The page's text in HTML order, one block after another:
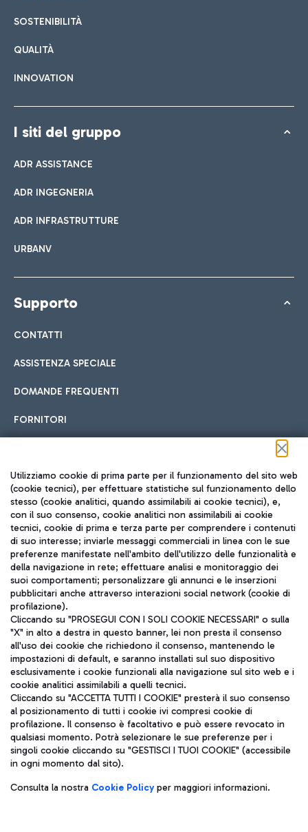
SOSTENIBILITÀ
QUALITÀ
INNOVATION
I siti del gruppo
ADR ASSISTANCE
ADR INGEGNERIA
ADR INFRASTRUTTURE
URBANV
Supporto
CONTATTI
ASSISTENZA SPECIALE
DOMANDE FREQUENTI
FORNITORI
Seguici sui social
TRAVEL JOURNAL
ITA
Aeroporti di Roma S.p.A. - Società soggetta a direzione e
coordinamento di Mundys S.p.A.
Codice fiscale e Registro delle Imprese di Roma 13032990155 P.
IVA 06572251004
Capitale sociale 62.224.743,00 int. vers.
Sede legale: Via Pier Paolo Racchetti 1 - 00054 Fiumicino (RM)
telefono +39 06 65951
Privacy policy
Note legali
Utilizziamo cookie di prima parte per il funzionamento del sito web
(cookie tecnici), per effettuare statistiche sul funzionamento dello
stesso (cookie analitici, quando assimilabili ai cookie tecnici), e,
con il suo consenso, cookie analitici non assimilabili ai cookie
tecnici, cookie di prima e terza parte per comprendere i contenuti
di suo interesse; inviarle messaggi commerciali in linea con le sue
preferenze manifestate nell'ambito dell'utilizzo delle funzionalità e
della navigazione in rete; effettuare analisi e monitoraggio dei
suoi comportamenti; personalizzare gli annunci e le inserzioni
pubblicitari anche attraverso interazioni social network (cookie di
profilazione).
Cliccando su "PROSEGUI CON I SOLI COOKIE NECESSARI" o sulla
"X" in alto a destra in questo banner, lei non presta il consenso
all'uso dei cookie che richiedono il consenso, mantenendo le
impostazioni di default, e saranno installati sul suo dispositivo
esclusivamente i cookie funzionali alla navigazione sul sito web e i
cookie analitici assimilabili a quelli tecnici.
Cliccando su "ACCETTA TUTTI I COOKIE" presterà il suo consenso
al posizionamento di tutti i cookie ivi compresi cookie di
profilazione. Il consenso è facoltativo e può essere revocato in
qualsiasi momento. Potrà selezionare le sue preferenze per i
singoli cookie cliccando su "GESTISCI I TUOI COOKIE" (accessibile
in ogni momento dal sito).
Consulta la nostra Cookie Policyper maggiori informazioni.